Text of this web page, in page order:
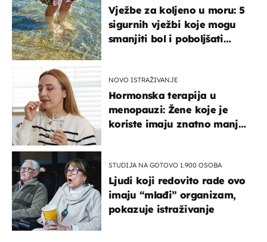
Vježbe za koljeno u moru: 5
sigurnih vježbi koje mogu
smanjiti bol i poboljšati
NOVO ISTRAŽIVANJE
Hormonska terapija u
menopauzi: Žene koje je
koriste imaju znatno manji
STUDIJA NA GOTOVO 1.900 OSOBA
Ljudi koji redovito rade ovo
imaju “mlađi” organizam,
pokazuje istraživanje